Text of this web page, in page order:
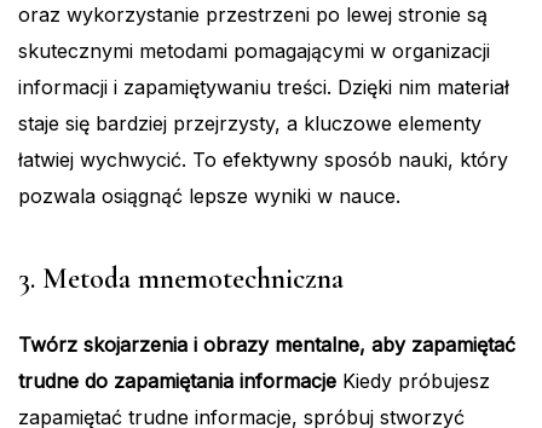
oraz wykorzystanie przestrzeni po lewej stronie są
skutecznymi metodami pomagającymi w organizacji
informacji i zapamiętywaniu treści. Dzięki nim materiał
staje się bardziej przejrzysty, a kluczowe elementy
łatwiej wychwycić. To efektywny sposób nauki, który
pozwala osiągnąć lepsze wyniki w nauce.
3. Metoda mnemotechniczna
Twórz skojarzenia i obrazy mentalne, aby zapamiętać
trudne do zapamiętania informacje Kiedy próbujesz
zapamiętać trudne informacje, spróbuj stworzyć